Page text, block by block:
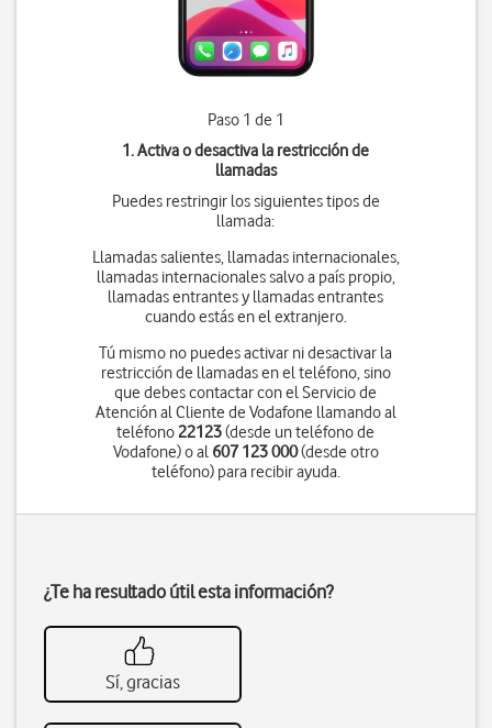
Paso 1 de 1
1. Activa o desactiva la restricción de
llamadas
Puedes restringir los siguientes tipos de
llamada:
Llamadas salientes, llamadas internacionales,
llamadas internacionales salvo a país propio,
llamadas entrantes y llamadas entrantes
cuando estás en el extranjero.
Tú mismo no puedes activar ni desactivar la
restricción de llamadas en el teléfono, sino
que debes contactar con el Servicio de
Atención al Cliente de Vodafone llamando al
teléfono22123(desde un teléfono de
Vodafone) o al 607 123 000(desde otro
teléfono) para recibir ayuda.
¿Te ha resultado útil esta información?
Sí, gracias